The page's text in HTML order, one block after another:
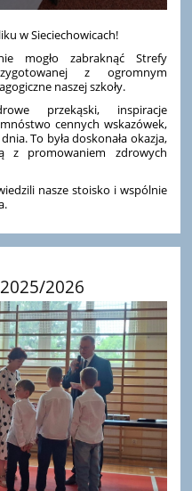
w Sieciechowicach!
mogło zabraknąć Strefy
z ogromnym
naszej szkoły.
przekąski, inspiracje
cennych wskazówek,
To była doskonała okazja,
z promowaniem zdrowych
nasze stoisko i wspólnie
2026